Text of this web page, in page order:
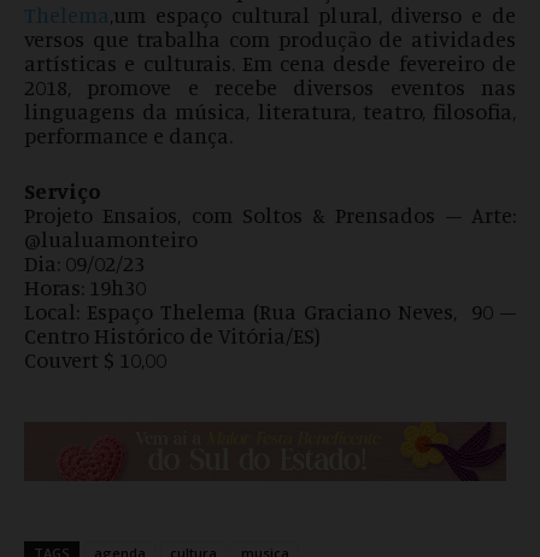
Thelema,um espaço cultural plural, diverso e de
versos que trabalha com produção de atividades
artísticas e culturais. Em cena desde fevereiro de
2018, promove e recebe diversos eventos nas
linguagens da música, literatura, teatro, filosofia,
performance e dança.
Serviço
Projeto Ensaios, com Soltos & Prensados – Arte:
@lualuamonteiro
Dia: 09/02/23
Horas: 19h30
Local: Espaço Thelema (Rua Graciano Neves, 90 –
Centro Histórico de Vitória/ES)
Couvert $ 10,00
TAGS agenda cultura musica